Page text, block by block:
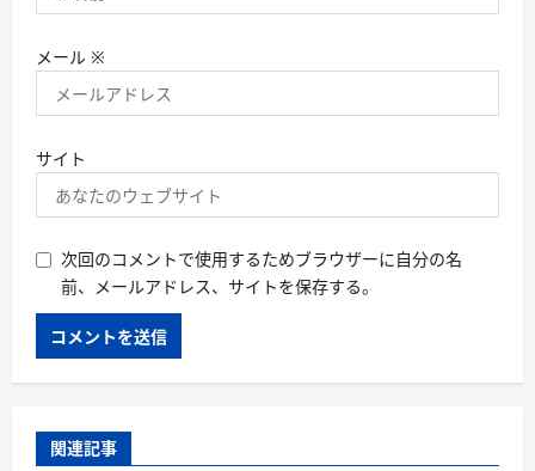
メール ※
サイト
次回のコメントで使用するためブラウザーに自分の名
前、メールアドレス、サイトを保存する。
関連記事